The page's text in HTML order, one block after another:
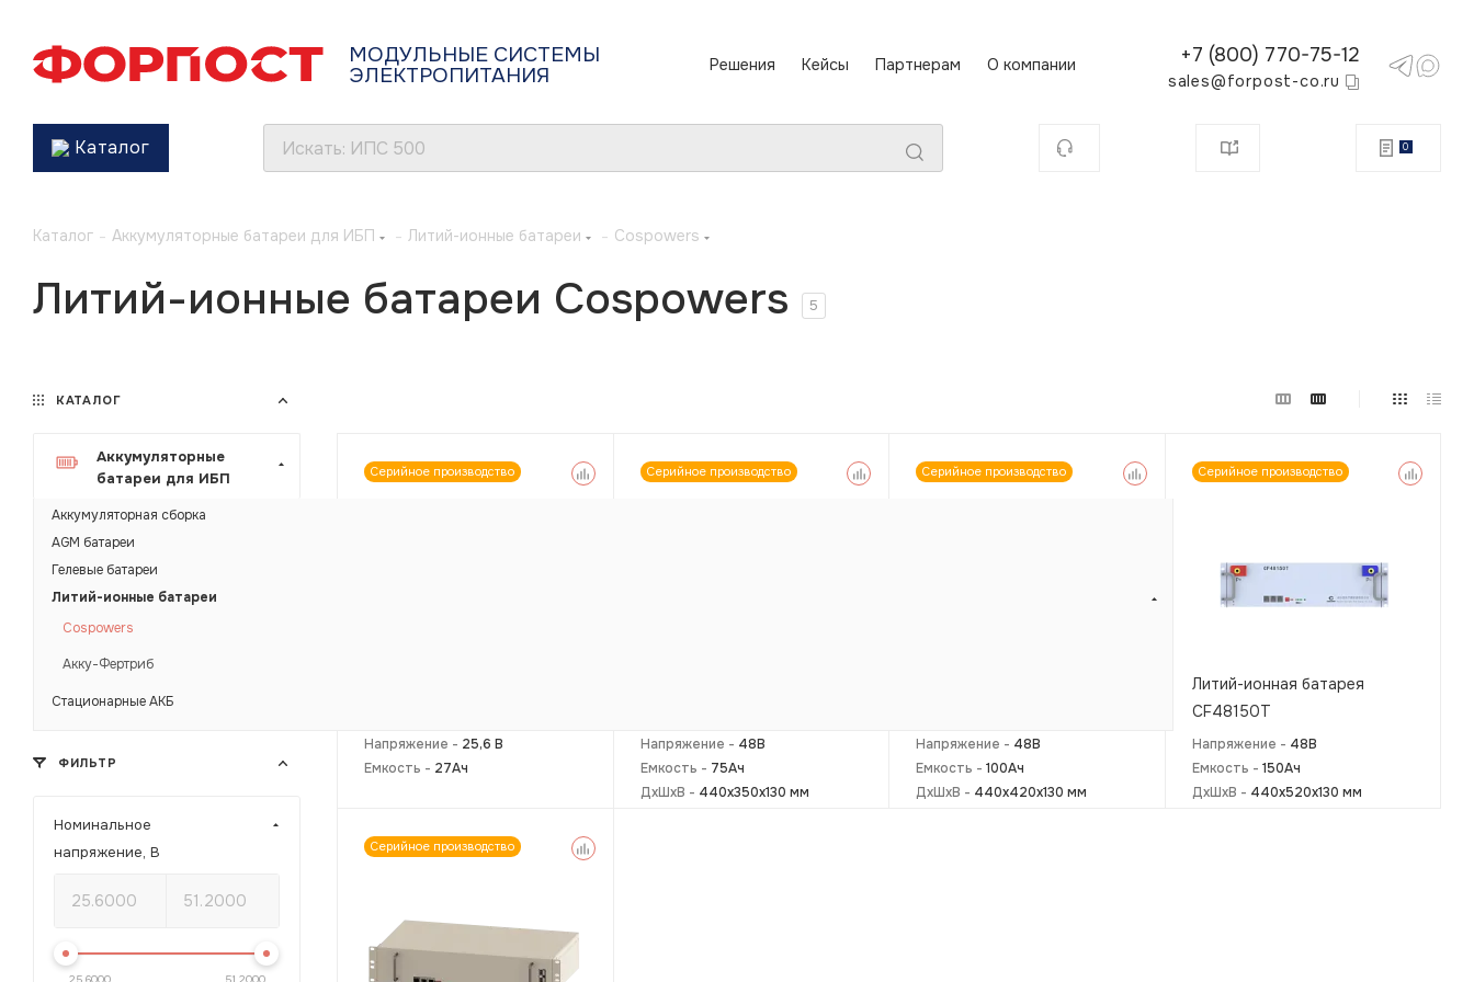
МОДУЛЬНЫЕ СИСТЕМЫ
ЭЛЕКТРОПИТАНИЯ Решения Кейсы Партнерам О компании +7 (800) 770-75-12
sales@forpost-co.ru
Каталог 0
Каталог - Аккумуляторные батареи для ИБП - Литий-ионные батареи - Cospowers
Литий-ионные батареи Cospowers 5
Серийное производство
Напряжение - 25,6 В
Емкость - 27Ач
Серийное производство
Напряжение - 48В
Емкость - 75Ач
ДxШxВ - 440x350x130 мм
Серийное производство
Напряжение - 48В
Емкость - 100Ач
ДxШxВ - 440x420x130 мм
Серийное производство
Литий-ионная батарея
CF48150T
Напряжение - 48В
Емкость - 150Ач
ДxШxВ - 440x520x130 мм
Серийное производство
КАТАЛОГ
Аккумуляторные
батареи для ИБП
Аккумуляторная сборка
AGM батареи
Гелевые батареи
Литий-ионные батареи
Cospowers
Акку-Фертриб
Стационарные АКБ
ФИЛЬТР
Номинальное
напряжение, В